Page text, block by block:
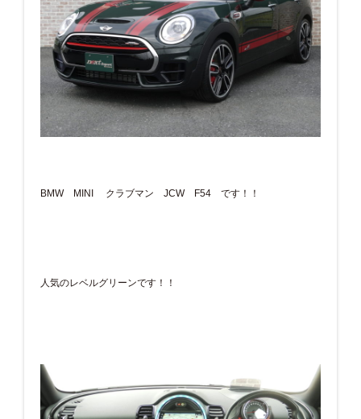
BMW MINI クラブマン JCW F54 です！！
人気のレベルグリーンです！！